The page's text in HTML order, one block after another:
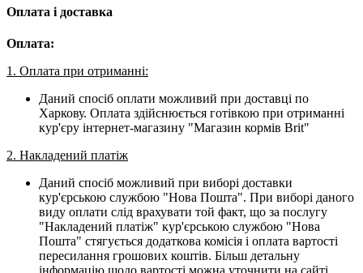
Оплата і доставка
Оплата:
1. Оплата при отриманні:
Даний спосіб оплати можливий при доставці по
Харкову. Оплата здійснюється готівкою при отриманні
кур'єру інтернет-магазину "Магазин кормів Brit"
2. Накладений платіж
Даний спосіб можливий при виборі доставки
кур'єрською службою "Нова Пошта". При виборі даного
виду оплати слід врахувати той факт, що за послугу
"Накладений платіж" кур'єрською службою "Нова
Пошта" стягується додаткова комісія і оплата вартості
пересилання грошових коштів. Більш детальну